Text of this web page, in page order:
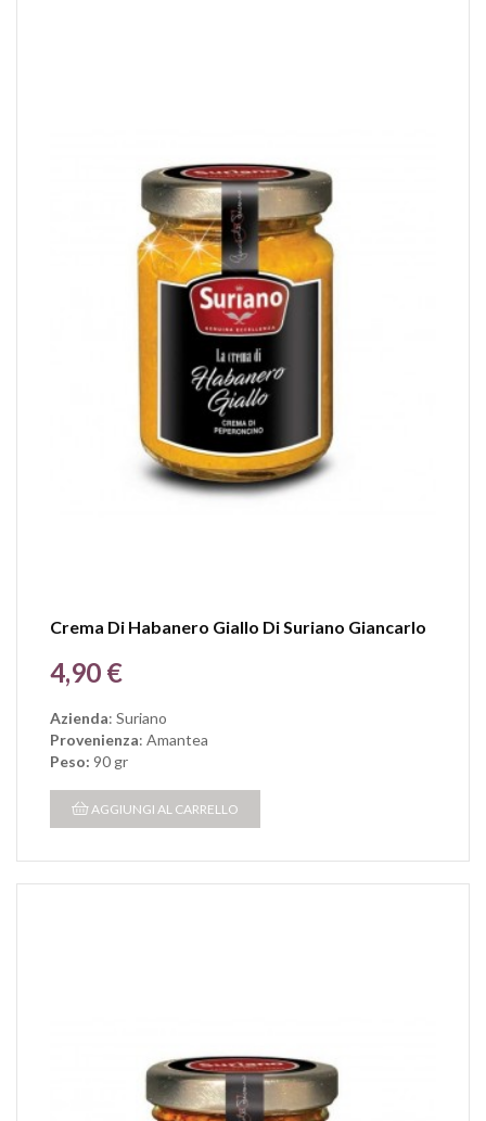
Crema Di Habanero Giallo Di Suriano Giancarlo
Prezzo
4,90 €
Azienda: Suriano
Provenienza: Amantea
Peso: 90 gr
AGGIUNGI AL CARRELLO